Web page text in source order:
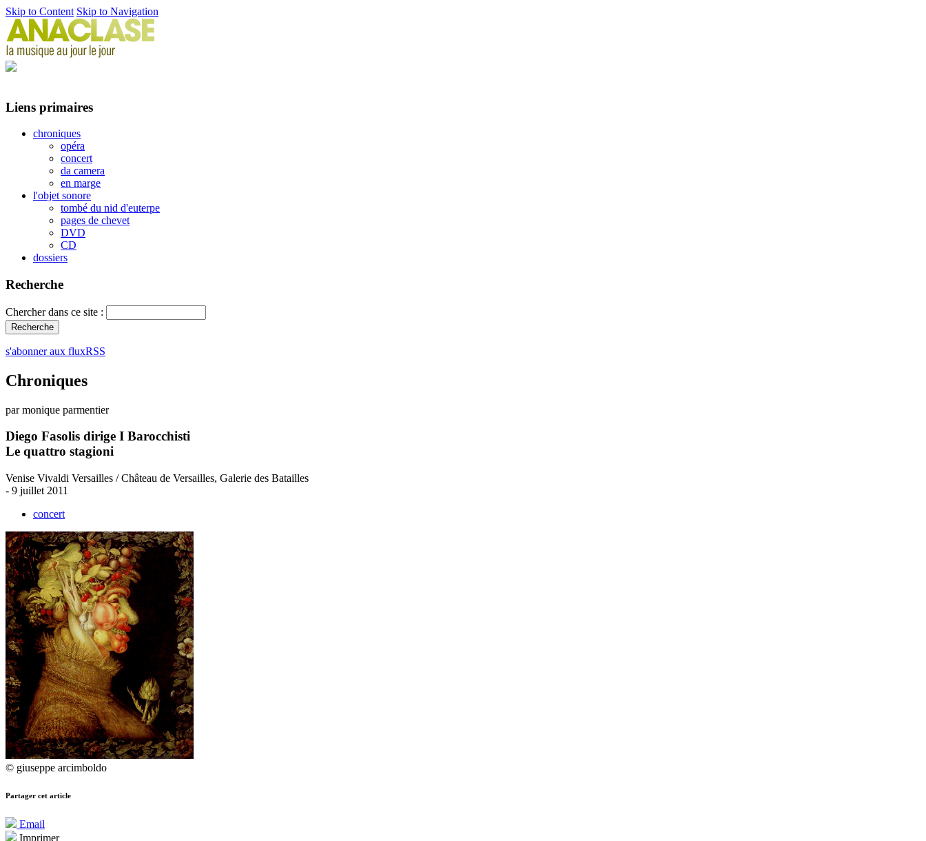
Skip to Content Skip to Navigation
Liens primaires
chroniques
opéra
concert
da camera
en marge
l'objet sonore
tombé du nid d'euterpe
pages de chevet
DVD
CD
dossiers
Recherche
Chercher dans ce site :
s'abonner aux fluxRSS
Chroniques
par monique parmentier
Diego Fasolis dirige I Barocchisti
Le quattro stagioni
Venise Vivaldi Versailles / Château de Versailles, Galerie des Batailles
- 9 juillet 2011
concert
© giuseppe arcimboldo
Partager cet article
Email
Imprimer